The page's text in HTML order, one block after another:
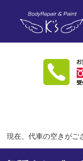
現在、代車の空きがご